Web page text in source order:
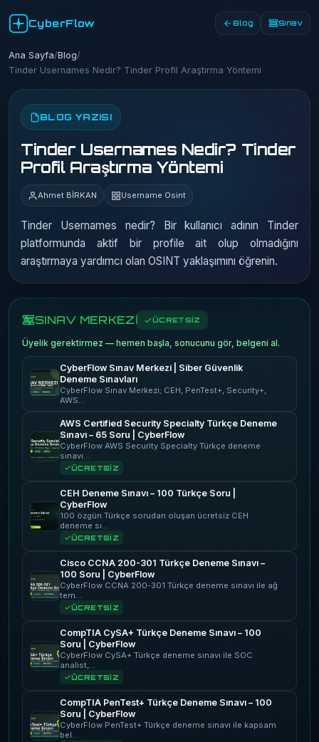
CyberFlow Blog Sınav
Ana Sayfa/Blog/
Tinder Usernames Nedir? Tinder Profil Araştırma Yöntemi
BLOG YAZISI
Tinder Usernames Nedir? Tinder
Profil Araştırma Yöntemi
Ahmet BİRKAN Username Osint
Tinder Usernames nedir? Bir kullanıcı adının Tinder
platformunda aktif bir profile ait olup olmadığını
araştırmaya yardımcı olan OSINT yaklaşımını öğrenin.
SINAV MERKEZİ ÜCRETSİZ
Üyelik gerektirmez — hemen başla, sonucunu gör, belgeni al.
CyberFlow Sınav Merkezi | Siber Güvenlik
Deneme Sınavları
CyberFlow Sınav Merkezi; CEH, PenTest+, Security+,
AWS…
AWS Certified Security Specialty Türkçe Deneme
Sınavı – 65 Soru | CyberFlow
CyberFlow AWS Security Specialty Türkçe deneme
sınavı…
ÜCRETSİZ
CEH Deneme Sınavı – 100 Türkçe Soru |
CyberFlow
100 özgün Türkçe sorudan oluşan ücretsiz CEH
deneme sı…
ÜCRETSİZ
Cisco CCNA 200-301 Türkçe Deneme Sınavı –
100 Soru | CyberFlow
CyberFlow CCNA 200-301 Türkçe deneme sınavı ile ağ
tem…
ÜCRETSİZ
CompTIA CySA+ Türkçe Deneme Sınavı – 100
Soru | CyberFlow
CyberFlow CySA+ Türkçe deneme sınavı ile SOC
analist,…
ÜCRETSİZ
CompTIA PenTest+ Türkçe Deneme Sınavı – 100
Soru | CyberFlow
CyberFlow PenTest+ Türkçe deneme sınavı ile kapsam
bel…